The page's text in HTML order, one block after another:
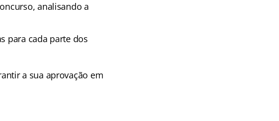
analisando a
para cada parte dos
a sua aprovação em